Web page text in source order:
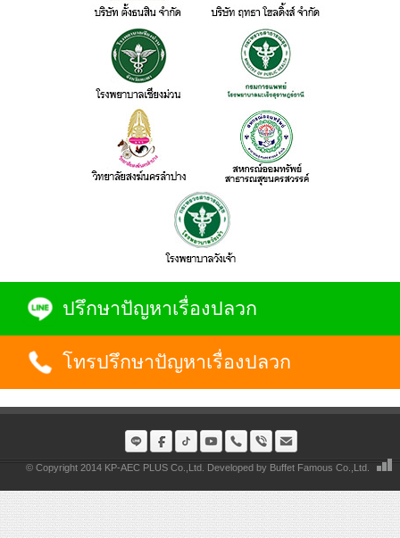
© Copyright 2014 KP-AEC PLUS Co.,Ltd. Developed by Buffet Famous Co.,Ltd.
ปรึกษาปัญหาเรื่องปลวก
โทรปรึกษาปัญหาเรื่องปลวก